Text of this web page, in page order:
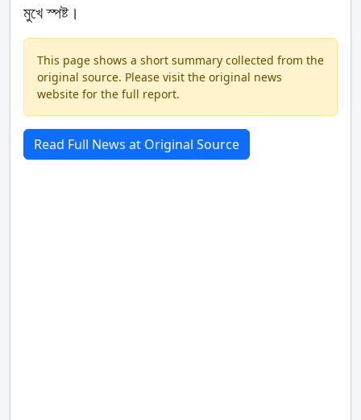
মুখে স্পষ্ট।
This page shows a short summary collected from the
original source. Please visit the original news
website for the full report.
Read Full News at Original Source